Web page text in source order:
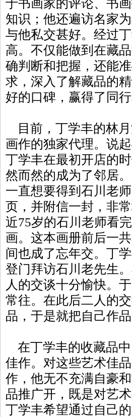
于书画家的评论、书
知识；他还遍访名家
与他私交甚好。经过
高。不仅能做到在藏
确判断和把握，还能
求，深入了解藏品的
好的口碑，赢得了同
目前，丁学丰的林
画作的独家代理。说
丁学丰在最初开店的
然而然的成为了邻居
一直想要得到石川老
页，并附信一封，非
近75岁的石川老师看
画。这本画册前后一
间也成了忘年交。丁
登门拜访石川老先生
人的交谈十分愉快。
常往。在此后二人的
品，于是就把自己作
在丁学丰的收藏品
佳作。对这些艺术佳
作，他无不充满自豪
品推广开，既是对艺
丁学丰希望通过自己